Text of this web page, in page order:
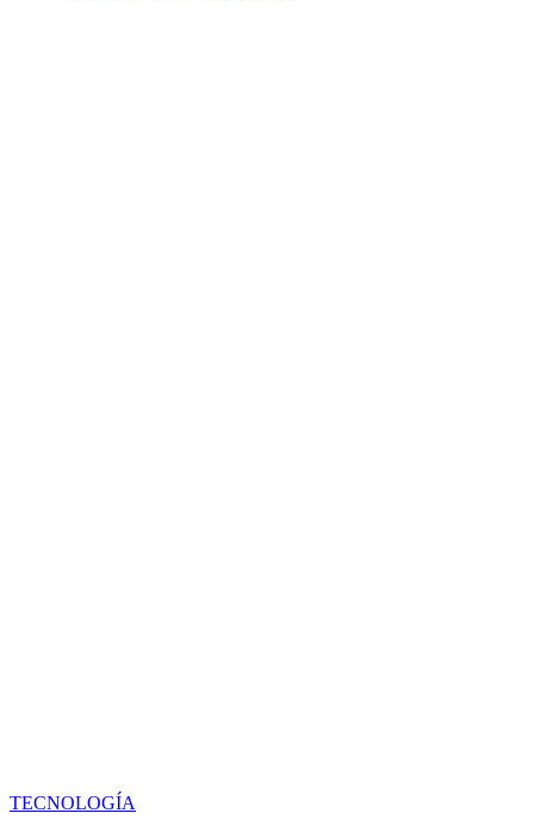
TECNOLOGÍA